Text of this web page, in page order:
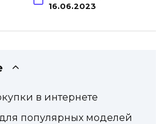
16.06.2023
в интернете
популярных моделей